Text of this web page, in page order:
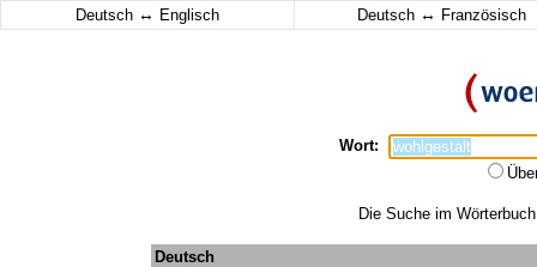
Deutsch ↔ Englisch Deutsch ↔ Französisch
Wort:
Die Suche im
Deutsch